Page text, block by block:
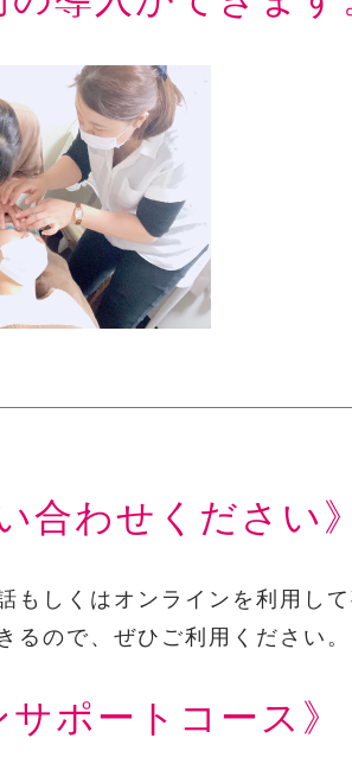
合わせください》
もしくはオンラインを利用し
るので、ぜひご利用ください。
サポートコース》